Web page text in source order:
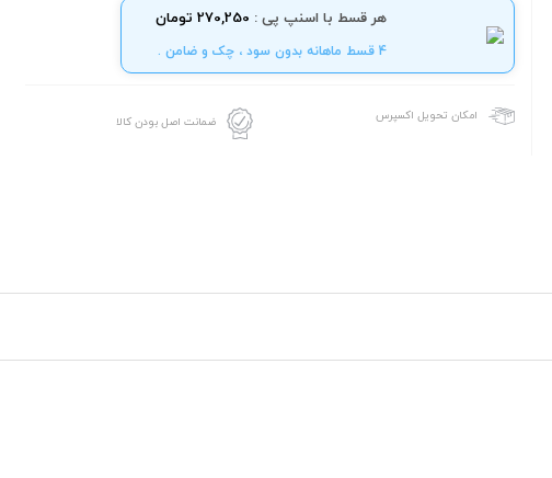
هر قسط با اسنپ پی : 270,250 تومان
4 قسط ماهانه بدون سود ، چک و ضامن .
امکان تحویل اکسپرس ضمانت اصل بودن کالا